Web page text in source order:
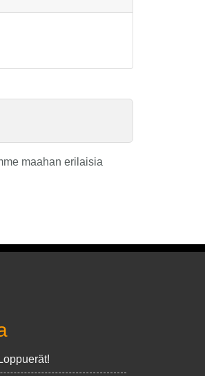
maahan erilaisia